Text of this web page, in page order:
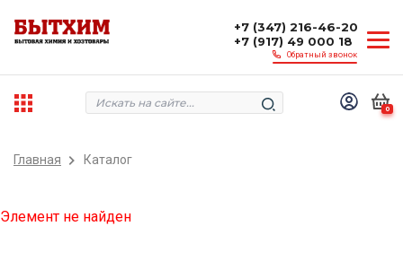
+7 (347) 216-46-20
+7 (917) 49 000 18
Обратный звонок
0
Главная Каталог
Элемент не найден